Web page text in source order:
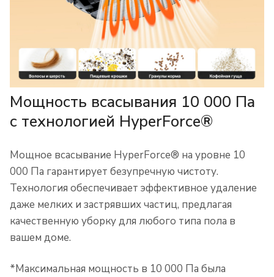
Мощность всасывания 10 000 Па
с технологией HyperForce®
Мощное всасывание HyperForce® на уровне 10
000 Па гарантирует безупречную чистоту.
Технология обеспечивает эффективное удаление
даже мелких и застрявших частиц, предлагая
качественную уборку для любого типа пола в
вашем доме.
*Максимальная мощность в 10 000 Па была